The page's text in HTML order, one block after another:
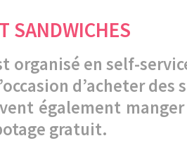
SANDWICHES
organisé en self-
d’acheter des
également
gratuit.